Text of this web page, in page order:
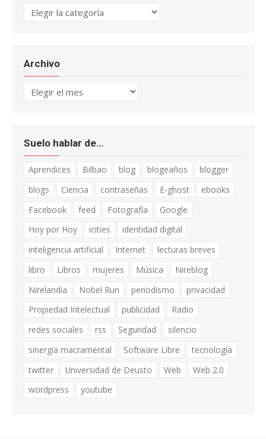
Categorías
Archivo
Archivo
Suelo hablar de…
Aprendices Bilbao blog blogeaños
blogger
blogs
Ciencia contraseñas E-ghost
ebooks
Facebook
feed Fotografía
Google
Hoy por Hoy
icities
identidad digital
inteligencia artificial
Internet
lecturas breves
libro
Libros mujeres Música
Nireblog
Nirelandia
Nobel Run periodismo
privacidad
Propiedad Intelectual
publicidad
Radio
redes sociales
rss Seguridad
silencio
sinergia macramental
Software Libre
tecnología
twitter
Universidad de Deusto Web
Web 2.0
wordpress
youtube